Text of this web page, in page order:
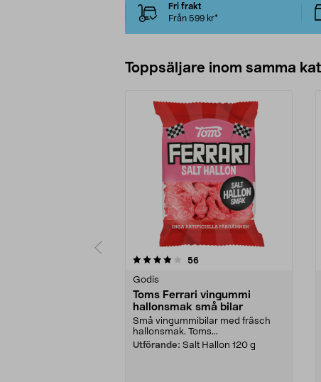
Fri frakt
Från 599 kr*
Toppsäljare inom samma
56recensioner
Godis
Toms Ferrari vingummi
hallonsmak små bilar
Små vingummibilar med fräsch
hallonsmak. Toms...
Utförande: Salt Hallon 120 g
4.5 av 5 stjärnor